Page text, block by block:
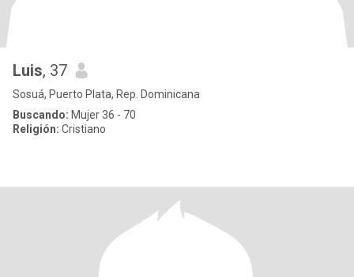
Luis, 37
Sosuá, Puerto Plata, Rep. Dominicana
Buscando: Mujer 36 - 70
Religión: Cristiano